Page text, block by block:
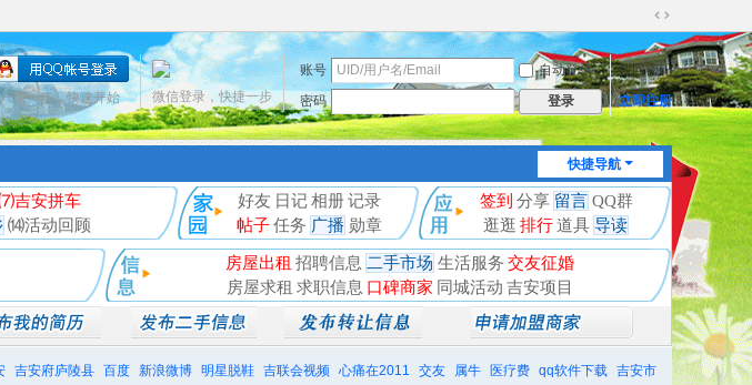
切
换
到
宽
版
账号 自动登录
找回密码
密码
登录 立即注册
微信登录，快捷一步
只需一步，快速开始
快捷导航
吉安拼车
⒁活动回顾
好友 日记相册记录
帖子任务 广播 勋章
签到 分享 留言 QQ群
逛逛 排行道具 导读
房屋出租 招聘信息 二手市场 生活服务 交友征婚
房屋求租 求职信息 口碑商家 同城活动 吉安项目
吉安府庐陵县 百度 新浪微博 明星脱鞋 吉联会视频 心痛在2011 交友 属牛 医疗费 qq软件下载 吉安市